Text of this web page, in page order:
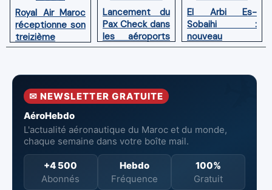
Royal Air Maroc
réceptionne son
treizième
Boeing 787
Lancement du
Pax Check dans
les aéroports
du Maroc
El Arbi Es-
Sobaihi :
nouveau
directeur à la
l’Aéroport
Mohammed V
✉ NEWSLETTER GRATUITE
AéroHebdo
L'actualité aéronautique du Maroc et du monde,
chaque semaine dans votre boîte mail.
+4 500
Abonnés
Hebdo
Fréquence
100%
Gratuit